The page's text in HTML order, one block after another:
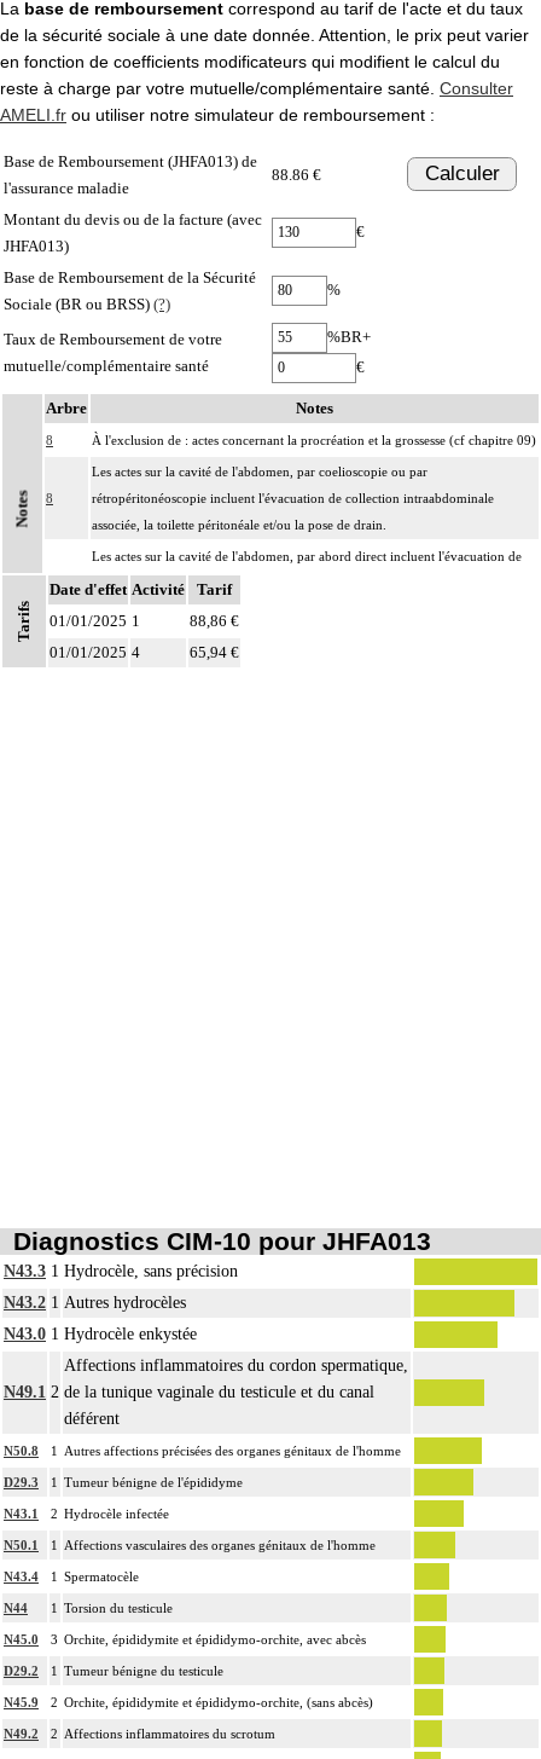
La base de remboursement correspond au tarif de l'acte et du taux
de la sécurité sociale à une date donnée. Attention, le prix peut varier
en fonction de coefficients modificateurs qui modifient le calcul du
reste à charge par votre mutuelle/complémentaire santé. Consulter
AMELI.fr ou utiliser notre simulateur de remboursement :
Base de Remboursement (JHFA013) de
l'assurance maladie
88.86 € Calculer
Montant du devis ou de la facture (avec
JHFA013)
€
Base de Remboursement de la Sécurité
Sociale (BR ou BRSS) (?)
%
Taux de Remboursement de votre
mutuelle/complémentaire santé
%BR+
€
Notes
Arbre Notes
8 À l'exclusion de : actes concernant la procréation et la grossesse (cf chapitre 09)
8
Les actes sur la cavité de l'abdomen, par coelioscopie ou par
rétropéritonéoscopie incluent l'évacuation de collection intraabdominale
associée, la toilette péritonéale et/ou la pose de drain.
8
Les actes sur la cavité de l'abdomen, par abord direct incluent l'évacuation de
collection intraabdominale associée, la toilette péritonéale et/ou la pose de
drain.
Tarifs
Date d'effet Activité
Tarif
01/01/2025 1
88,86 €
01/01/2025 4 65,94 €
Diagnostics CIM-10 pour JHFA013
N43.3 1 Hydrocèle, sans précision
N43.2 1 Autres hydrocèles
N43.0 1 Hydrocèle enkystée
N49.1 2
Affections inflammatoires du cordon spermatique,
de la tunique vaginale du testicule et du canal
déférent
N50.8 1 Autres affections précisées des organes génitaux de l'homme
D29.3 1 Tumeur bénigne de l'épididyme
N43.1 2 Hydrocèle infectée
N50.1 1 Affections vasculaires des organes génitaux de l'homme
N43.4 1 Spermatocèle
N44 1 Torsion du testicule
N45.0 3 Orchite, épididymite et épididymo-orchite, avec abcès
D29.2 1 Tumeur bénigne du testicule
N45.9 2 Orchite, épididymite et épididymo-orchite, (sans abcès)
N49.2 2 Affections inflammatoires du scrotum